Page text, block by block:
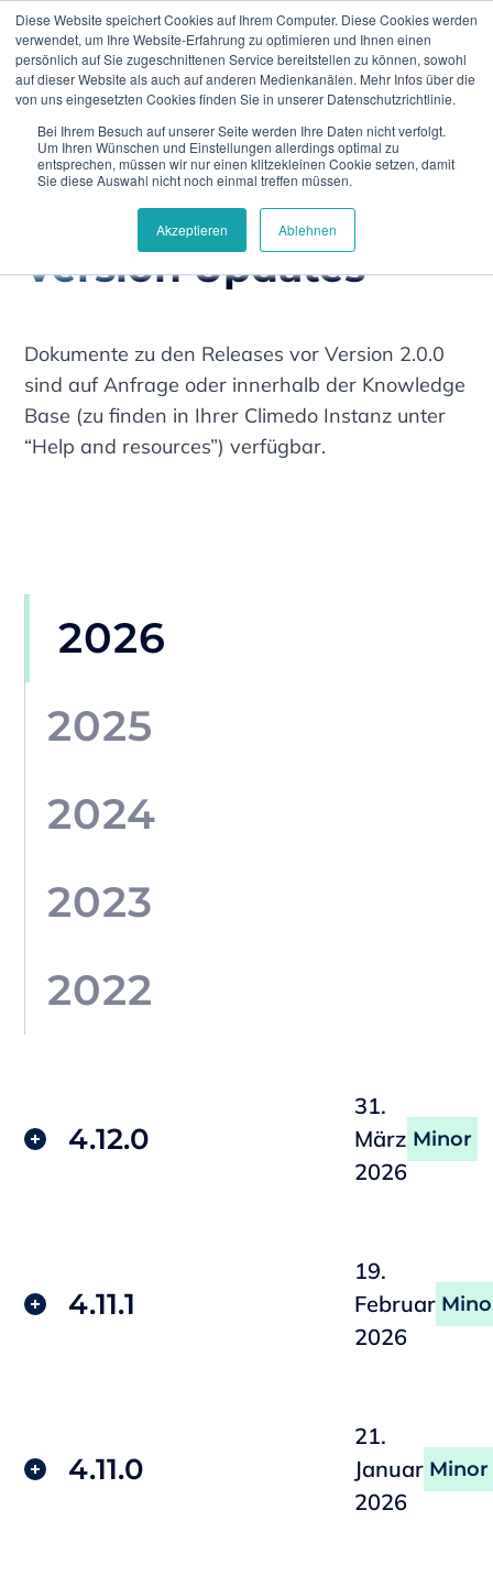
Diese Website speichert Cookies auf Ihrem Computer. Diese Cookies werden
verwendet, um Ihre Website-Erfahrung zu optimieren und Ihnen einen
persönlich auf Sie zugeschnittenen Service bereitstellen zu können, sowohl
auf dieser Website als auch auf anderen Medienkanälen. Mehr Infos über die
von uns eingesetzten Cookies finden Sie in unserer Datenschutzrichtlinie.
Bei Ihrem Besuch auf unserer Seite werden Ihre Daten nicht verfolgt.
Um Ihren Wünschen und Einstellungen allerdings optimal zu
entsprechen, müssen wir nur einen klitzekleinen Cookie setzen, damit
Sie diese Auswahl nicht noch einmal treffen müssen.
Akzeptieren Ablehnen
Home Version Updates
Version Updates
Dokumente zu den Releases vor Version 2.0.0
sind auf Anfrage oder innerhalb der Knowledge
Base (zu finden in Ihrer Climedo Instanz unter
“Help and resources”) verfügbar.
2026
2025
2024
2023
2022
4.12.0
31.
März
2026
Minor
4.11.1
19.
Februar
2026
4.11.0
21.
Januar
2026
Minor